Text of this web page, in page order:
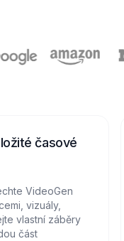
časové
VideoGen
vizuály,
vlastní záběry
část